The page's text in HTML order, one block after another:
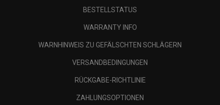
BESTELLSTATUS
WARRANTY INFO
WARNHINWEIS ZU GEFÄLSCHTEN SCHLÄGERN
VERSANDBEDINGUNGEN
RÜCKGABE-RICHTLINIE
ZAHLUNGSOPTIONEN